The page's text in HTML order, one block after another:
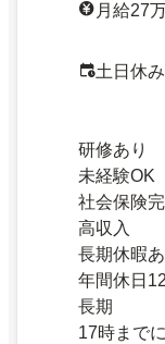
月給27
土日休
研修あり
未経験OK
社会保険
高収入
長期休暇あ
年間休日
長期
17時まで